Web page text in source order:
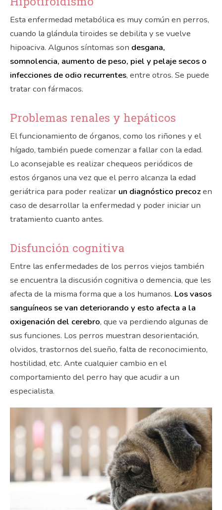
Esta enfermedad metabólica es muy común en perros,
cuando la glándula tiroides se debilita y se vuelve
hipoaciva. Algunos síntomas son desgana,
somnolencia, aumento de peso, piel y pelaje secos o
infecciones de odio recurrentes, entre otros. Se puede
tratar con fármacos.
Problemas renales y hepáticos
El funcionamiento de órganos, como los riñones y el
hígado, también puede comenzar a fallar con la edad.
Lo aconsejable es realizar chequeos periódicos de
estos órganos una vez que el perro alcanza la edad
geriátrica para poder realizar un diagnóstico precozen
caso de desarrollar la enfermedad y poder iniciar un
tratamiento cuanto antes.
Disfunción cognitiva
Entre las enfermedades de los perros viejos también
se encuentra la discusión cognitiva o demencia, que les
afecta de la misma forma que a los humanos. Los vasos
sanguíneos se van deteriorando y esto afecta a la
oxigenación del cerebro, que va perdiendo algunas de
sus funciones. Los perros muestran desorientación,
olvidos, trastornos del sueño, falta de reconocimiento,
hostilidad, etc. Ante cualquier cambio en el
comportamiento del perro hay que acudir a un
especialista.